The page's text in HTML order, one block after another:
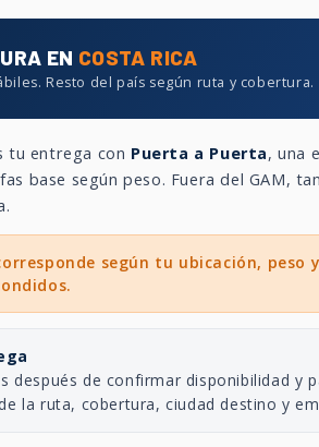
EN COSTA RICA
Resto del país según ruta y cobertura.
tu entrega con Puerta a Puerta, una
base según peso. Fuera del GAM,
según tu ubicación, peso
después de confirmar disponibilidad y
la ruta, cobertura, ciudad destino y